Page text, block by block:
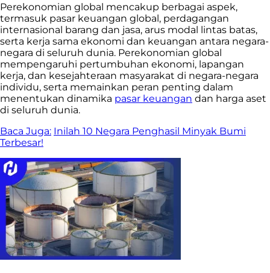
Perekonomian global mencakup berbagai aspek,
termasuk pasar keuangan global, perdagangan
internasional barang dan jasa, arus modal lintas batas,
serta kerja sama ekonomi dan keuangan antara negara-
negara di seluruh dunia. Perekonomian global
mempengaruhi pertumbuhan ekonomi, lapangan
kerja, dan kesejahteraan masyarakat di negara-negara
individu, serta memainkan peran penting dalam
menentukan dinamika pasar keuangan dan harga aset
di seluruh dunia.
Baca Juga: Inilah 10 Negara Penghasil Minyak Bumi
Terbesar!